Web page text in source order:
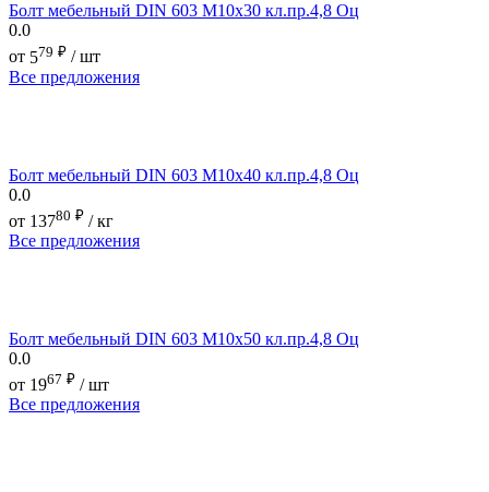
Болт мебельный DIN 603 М10х30 кл.пр.4,8 Оц
0.0
от 579 ₽ / шт
Все предложения
Болт мебельный DIN 603 М10х40 кл.пр.4,8 Оц
0.0
от 13780 ₽ / кг
Все предложения
Болт мебельный DIN 603 М10х50 кл.пр.4,8 Оц
0.0
от 1967 ₽ / шт
Все предложения